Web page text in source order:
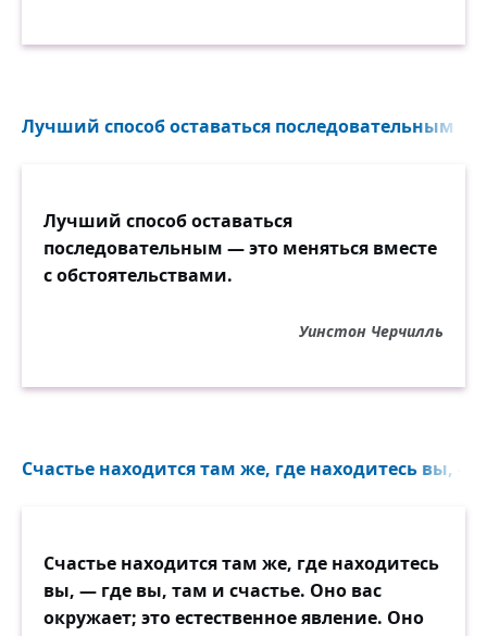
Лучший способ оставаться последовательным —
Лучший способ оставаться
последовательным — это меняться вместе
с обстоятельствами.
Уинстон Черчилль
Счастье находится там же, где находитесь вы, —
Счастье находится там же, где находитесь
вы, — где вы, там и счастье. Оно вас
окружает; это естественное явление. Оно